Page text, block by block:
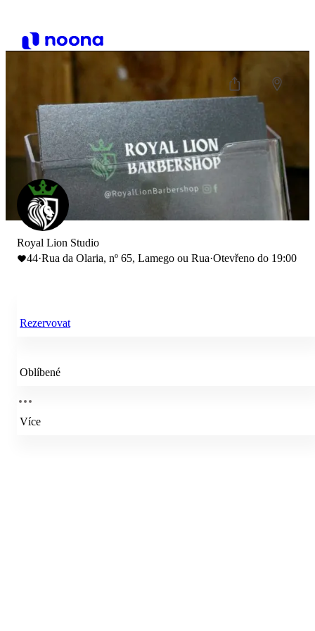
Royal Lion Studio
44·Rua da Olaria, nº 65, Lamego ou Rua·Otevřeno do 19:00
Rezervovat
Oblíbené
Více